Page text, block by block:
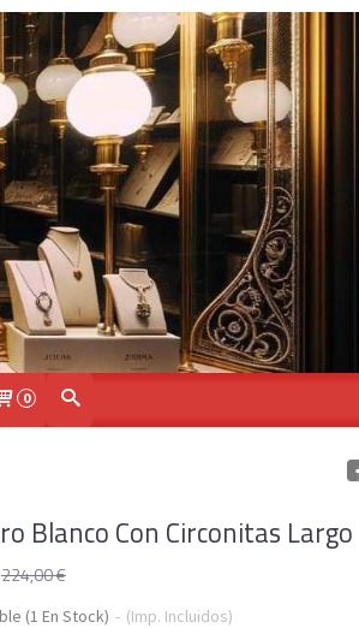
0
Blanco Con Circonitas Largo
224,00 €
(1 En Stock) - (Imp. Incluidos)